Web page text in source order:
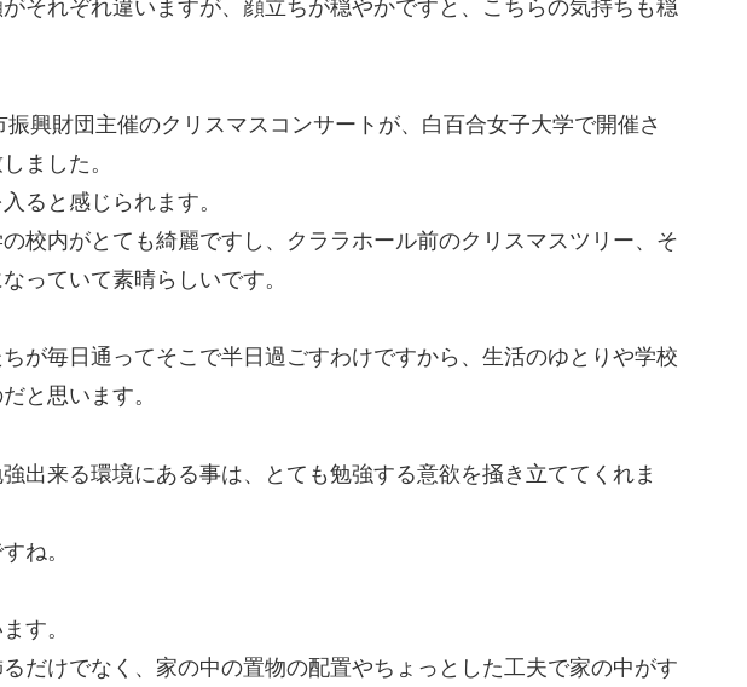
それぞれ違いますが、顔立ちが穏やかですと、こちらの気持ちも穏
興財団主催のクリスマスコンサートが、白百合女子大学で開催さ
ました。
ると感じられます。
校内がとても綺麗ですし、クララホール前のクリスマスツリー、そ
っていて素晴らしいです。
が毎日通ってそこで半日過ごすわけですから、生活のゆとりや学校
と思います。
出来る環境にある事は、とても勉強する意欲を掻き立ててくれま
ね。
す。
だけでなく、家の中の置物の配置やちょっとした工夫で家の中がす